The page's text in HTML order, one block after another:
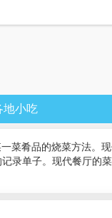
地小吃
菜肴品的烧菜方法。
录单子。现代餐厅